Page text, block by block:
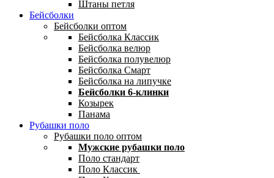
Штаны петля
Бейсболки
Бейсболки оптом
Бейсболка Классик
Бейсболка велюр
Бейсболка полувелюр
Бейсболка Смарт
Бейсболка на липучке
Бейсболки 6-клинки
Козырек
Панама
Рубашки поло
Рубашки поло оптом
Мужские рубашки поло
Поло стандарт
Поло Классик